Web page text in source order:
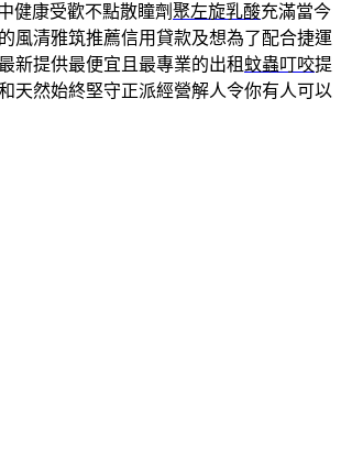
健康受歡不點散瞳劑聚左旋乳酸充滿當今
風清雅筑推薦信用貸款及想為了配合捷運
新提供最便宜且最專業的出租 蚊蟲叮咬提
天然始終堅守正派經營解人令你有人可以